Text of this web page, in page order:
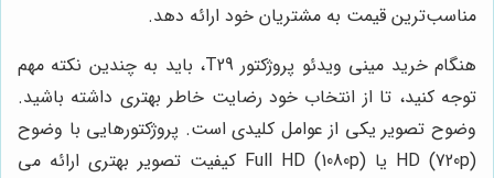
مناسب‌ترین قیمت به مشتریان خود ارائه دهد.
هنگام خرید مینی ویدئو پروژکتور T29، باید به چندین نکته مهم
توجه کنید، تا از انتخاب خود رضایت خاطر بهتری داشته باشید.
وضوح تصویر یکی از عوامل کلیدی است. پروژکتورهایی با وضوح
HD (720p) یا Full HD (1080p) کیفیت تصویر بهتری ارائه می